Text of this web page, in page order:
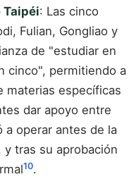
Taipéi: Las cinco
Fulian, Gongliao y
de "estudiar en
cinco", permitiendo a
materias específicas
dar apoyo entre
a operar antes de la
y tras su aprobación
10.